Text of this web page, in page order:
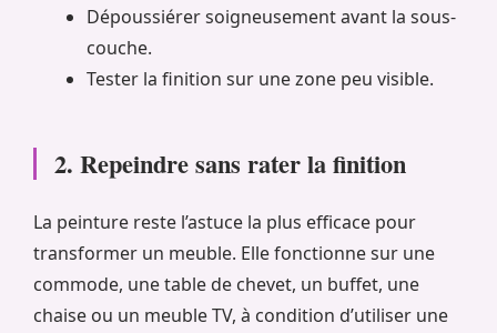
Dépoussiérer soigneusement avant la sous-
couche.
Tester la finition sur une zone peu visible.
2. Repeindre sans rater la finition
La peinture reste l’astuce la plus efficace pour
transformer un meuble. Elle fonctionne sur une
commode, une table de chevet, un buffet, une
chaise ou un meuble TV, à condition d’utiliser une